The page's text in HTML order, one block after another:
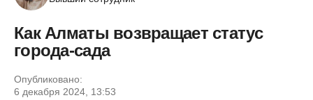
Как Алматы возвращает статус
города-сада
Опубликовано:
6 декабря 2024, 13:53